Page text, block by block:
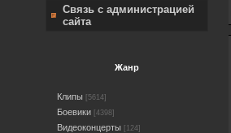
Связь с администрацией
сайта
Жанр
Клипы [5614]
Боевики [4398]
Видеоконцерты [124]